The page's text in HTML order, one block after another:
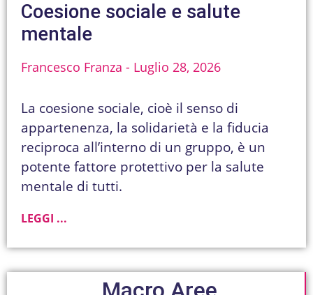
Coesione sociale e salute
mentale
Francesco Franza Luglio 28, 2026
La coesione sociale, cioè il senso di
appartenenza, la solidarietà e la fiducia
reciproca all’interno di un gruppo, è un
potente fattore protettivo per la salute
mentale di tutti.
LEGGI ...